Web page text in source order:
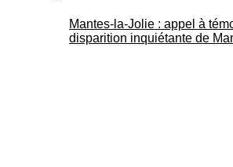
Mantes-la-Jolie : appel à
disparition inquiétante de